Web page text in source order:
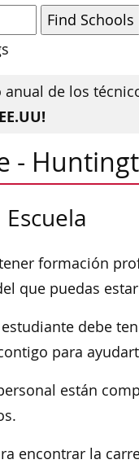
de los
-
formación
que puedas
estudiante debe
para
están
encontrar la